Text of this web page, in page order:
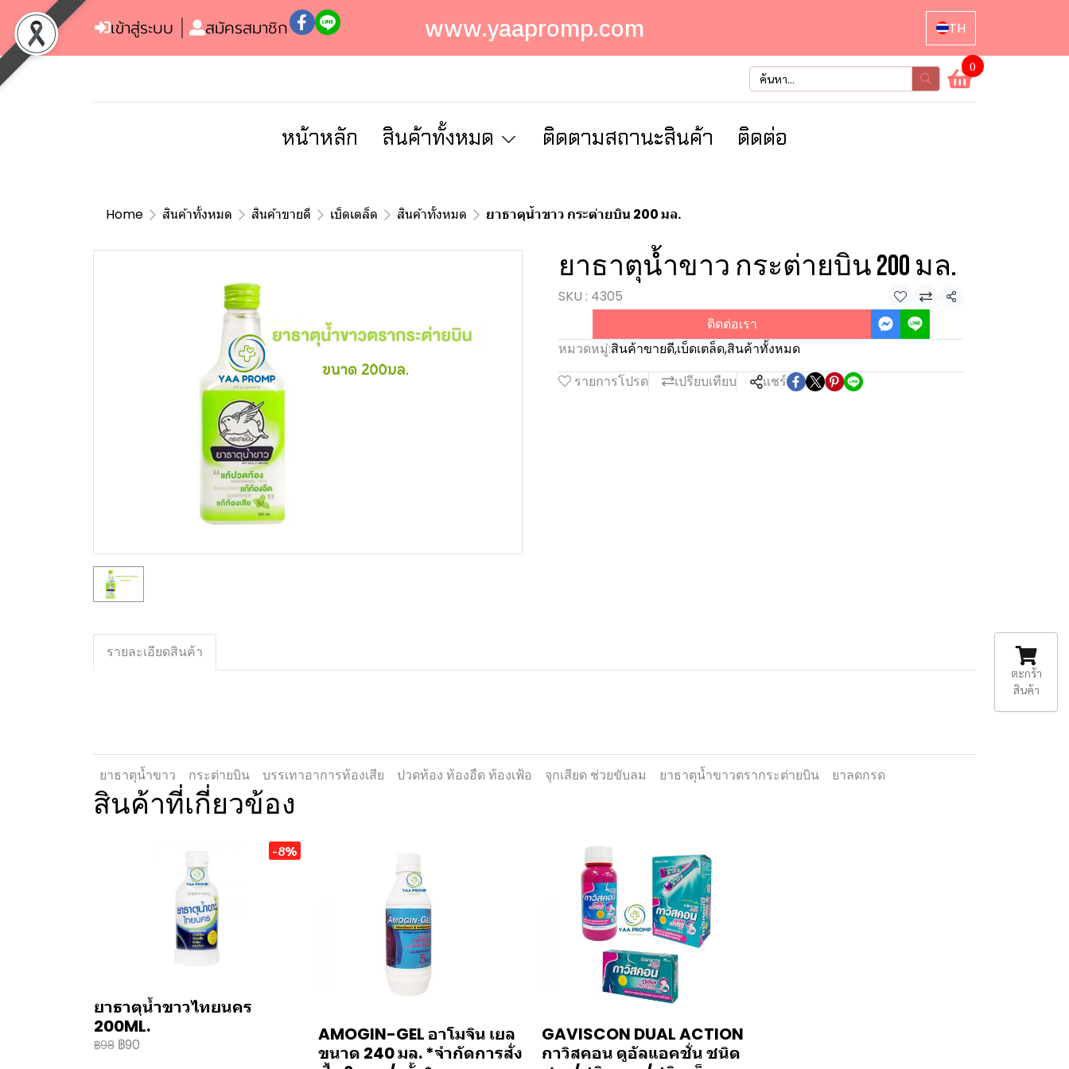
เข้าสู่ระบบ สมัครสมาชิก www.yaapromp.com TH
0
หน้าหลัก สินค้าทั้งหมด ติดตามสถานะสินค้า ติดต่อ
Home สินค้าทั้งหมด สินค้าขายดี เบ็ดเตล็ด สินค้าทั้งหมด ยาธาตุน้ำขาว กระต่ายบิน 200 มล.
ยาธาตุน้ำขาว กระต่ายบิน 200 มล.
SKU : 4305
แชร์
ติดต่อเรา
หมวดหมู่:สินค้าขายดี,เบ็ดเตล็ด,สินค้าทั้งหมด
รายการโปรด
เปรียบเทียบ แชร์
รายละเอียดสินค้า
ยาธาตุน้ำขาว กระต่ายบิน บรรเทาอาการท้องเสีย ปวดท้อง ท้องอืด ท้องเฟ้อ จุกเสียด ช่วยขับลม ยาธาตุน้ำขาวตรากระต่ายบิน ยาลดกรด
สินค้าที่เกี่ยวข้อง
-8%
ยาธาตุน้ำขาวไทยนคร
200ML.
฿98 ฿90
AMOGIN-GEL อาโมจิน เยล
ขนาด 240 มล. *จำกัดการสั่ง
GAVISCON DUAL ACTION
กาวิสคอน ดูอัลแอคชั่น ชนิด
ตะกร้า
สินค้า